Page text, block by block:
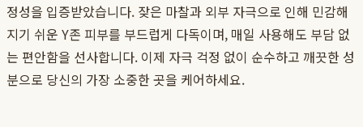
정성을 입증받았습니다. 잦은 마찰과 외부 자극으로 인해 민감해
지기 쉬운 Y존 피부를 부드럽게 다독이며, 매일 사용해도 부담 없
는 편안함을 선사합니다. 이제 자극 걱정 없이 순수하고 깨끗한 성
분으로 당신의 가장 소중한 곳을 케어하세요.